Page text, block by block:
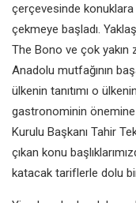
çerçevesinde
çekmeye başladı.
The Bono ve çok yakın
Anadolu mutfağının
ülkenin tanıtımı o
gastronominin
Kurulu Başkanı Tahir
çıkan konu
katacak tariflerle dolu